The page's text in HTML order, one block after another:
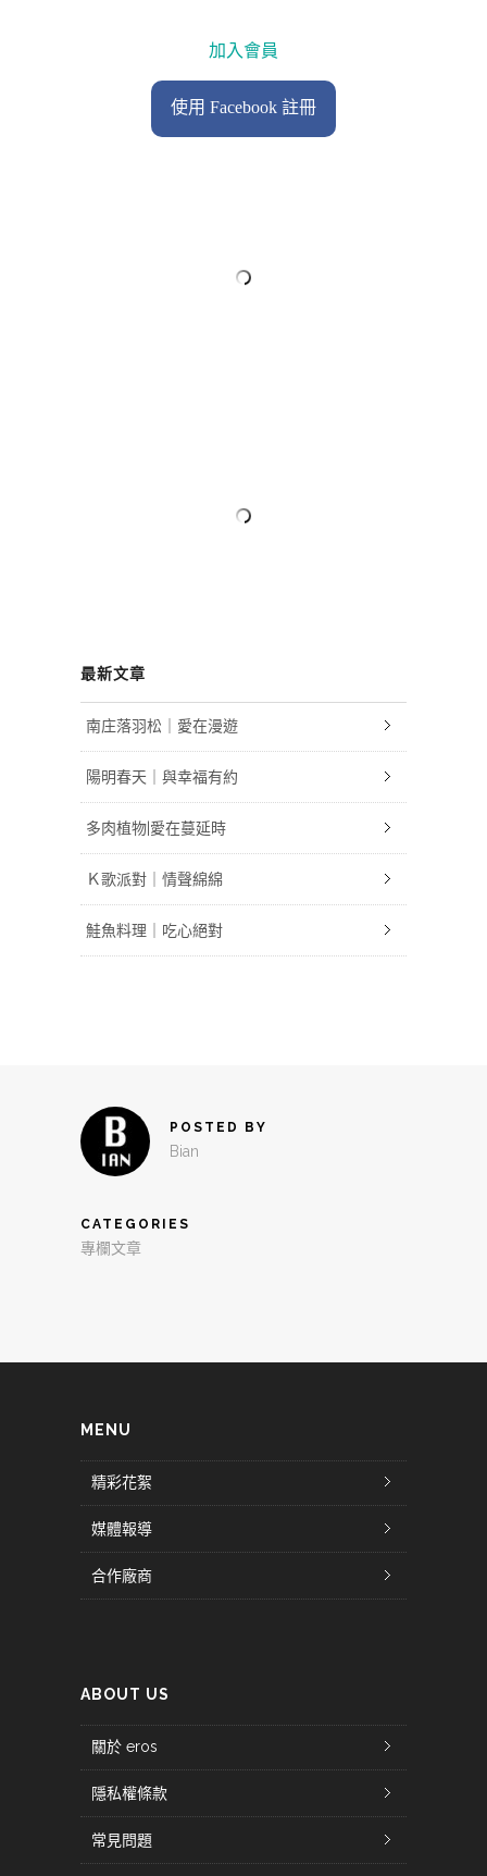
加入會員
使用 Facebook 註冊
最新文章
南庄落羽松｜愛在漫遊
陽明春天｜與幸福有約
多肉植物|愛在蔓延時
Ｋ歌派對｜情聲綿綿
鮭魚料理｜吃心絕對
POSTED BY
Bian
CATEGORIES
專欄文章
MENU
精彩花絮
媒體報導
合作廠商
ABOUT US
關於 eros
隱私權條款
常見問題